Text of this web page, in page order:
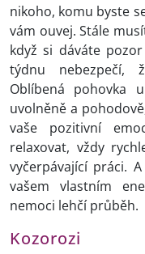
nikoho, komu byste
vám ouvej. Stále
když si dáváte
týdnu nebezpečí,
Oblíbená pohovka
uvolněně a
vaše pozitivní
relaxovat, vždy
vyčerpávající práci.
vašem vlastním
nemoci lehčí průběh.
Kozorozi